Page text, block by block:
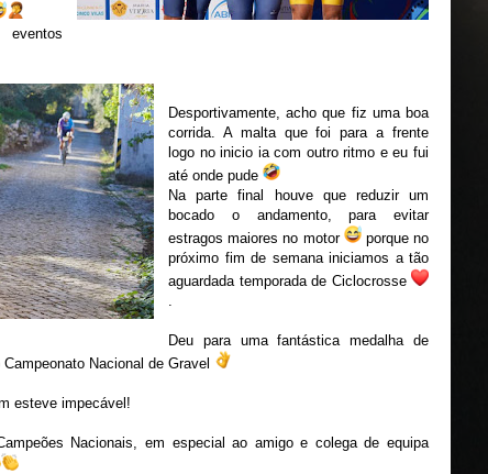
Desportivamente, acho que fiz uma boa
corrida. A malta que foi para a frente
logo no inicio ia com outro ritmo e eu fui
até onde pude
Na parte final houve que reduzir um
bocado o andamento, para evitar
estragos maiores no motor
porque no
próximo fim de semana iniciamos a tão
aguardada temporada de Ciclocrosse
.
Deu para uma fantástica medalha de
Nacional de Gravel
esteve impecável!
Nacionais, em especial ao amigo e colega de equipa